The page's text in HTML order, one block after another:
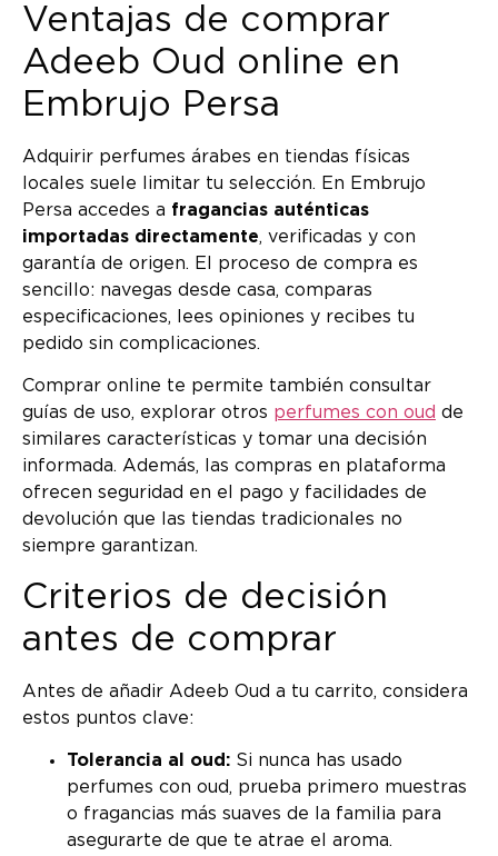
Ventajas de comprar
Adeeb Oud online en
Embrujo Persa
Adquirir perfumes árabes en tiendas físicas
locales suele limitar tu selección. En Embrujo
Persa accedes a fragancias auténticas
importadas directamente, verificadas y con
garantía de origen. El proceso de compra es
sencillo: navegas desde casa, comparas
especificaciones, lees opiniones y recibes tu
pedido sin complicaciones.
Comprar online te permite también consultar
guías de uso, explorar otros perfumes con oud de
similares características y tomar una decisión
informada. Además, las compras en plataforma
ofrecen seguridad en el pago y facilidades de
devolución que las tiendas tradicionales no
siempre garantizan.
Criterios de decisión
antes de comprar
Antes de añadir Adeeb Oud a tu carrito, considera
estos puntos clave:
Tolerancia al oud: Si nunca has usado
perfumes con oud, prueba primero muestras
o fragancias más suaves de la familia para
asegurarte de que te atrae el aroma.